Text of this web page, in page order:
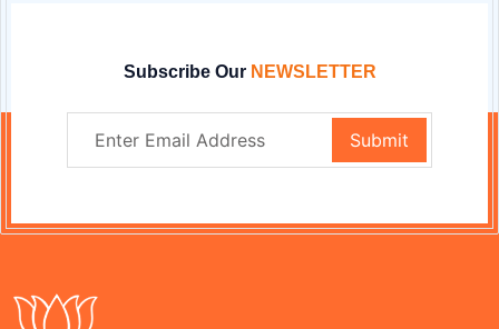
Subscribe Our NEWSLETTER